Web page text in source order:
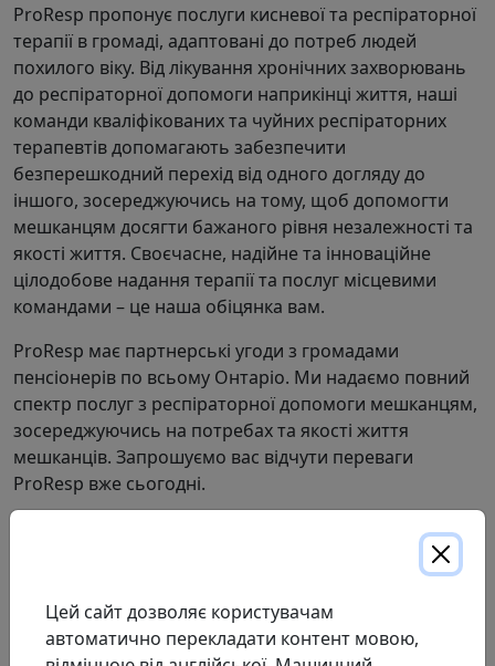
ProResp пропонує послуги кисневої та респіраторної
терапії в громаді, адаптовані до потреб людей
похилого віку. Від лікування хронічних захворювань
до респіраторної допомоги наприкінці життя, наші
команди кваліфікованих та чуйних респіраторних
терапевтів допомагають забезпечити
безперешкодний перехід від одного догляду до
іншого, зосереджуючись на тому, щоб допомогти
мешканцям досягти бажаного рівня незалежності та
якості життя. Своєчасне, надійне та інноваційне
цілодобове надання терапії та послуг місцевими
командами – це наша обіцянка вам.
ProResp має партнерські угоди з громадами
пенсіонерів по всьому Онтаріо. Ми надаємо повний
спектр послуг з респіраторної допомоги мешканцям,
зосереджуючись на потребах та якості життя
мешканців. Запрошуємо вас відчути переваги
ProResp вже сьогодні.
що
базуються на клінічних потребах та придатності
до способу життя, включаючи портативні кисневі
концентратори
Цей сайт дозволяє користувачам
автоматично перекладати контент мовою,